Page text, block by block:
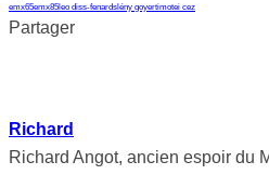
emx65emx85 leo diss-fenardslény goyertimotei cez
Partager
Richard
Richard Angot, ancien espoir du